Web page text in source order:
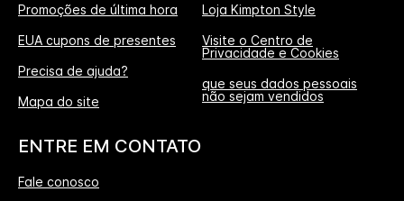
Promoções de última hora
EUA cupons de presentes
Precisa de ajuda?
Mapa do site
Loja Kimpton Style
Visite o Centro de
Privacidade e Cookies
que seus dados pessoais
não sejam vendidos
ENTRE EM CONTATO
Fale conosco